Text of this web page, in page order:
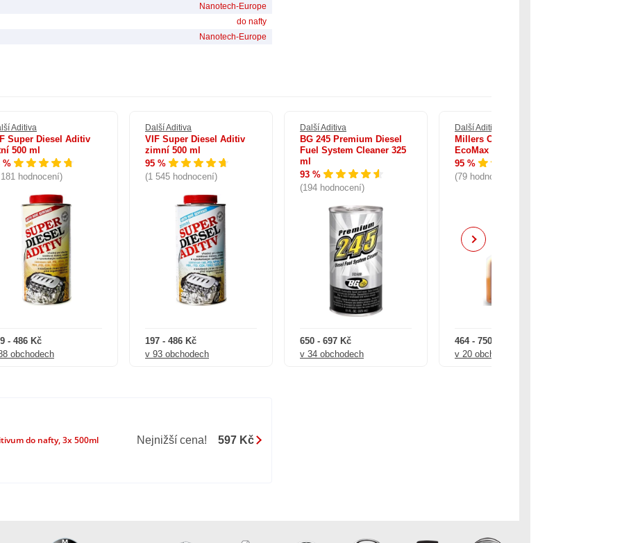
použitelnosti: 24 měsíců. Po otevření skladujte ve svislé pozici
nedostatečně těsní při položené láhvi.
Nanotech-Europe
do nafty
Nanotech-Europe
Aditiva
Super Diesel Aditiv
500 ml
%
hodnocení)
- 486 Kč
obchodech
Další Aditiva
VIF Super Diesel Aditiv
zimní 500 ml
95 %
(1 545 hodnocení)
197 - 486 Kč
v 93 obchodech
Další Aditiva
BG 245 Premium Diesel
Fuel System Cleaner 325
ml
93 %
(194 hodnocení)
650 - 697 Kč
v 34 obchodech
Další Aditiva
Millers Oils Petrol Power
EcoMax 500 ml
95 %
(79 hodnocení)
464 - 750 Kč
v 20 obchodech
Next
do nafty, 3x 500ml Nejnižší cena! 597 Kč